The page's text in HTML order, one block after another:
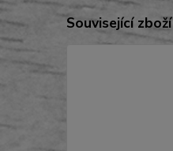
Související zboží